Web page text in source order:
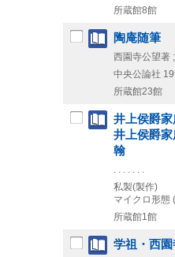
所蔵館8館
陶庵随筆
西園寺公望著
中央公論社
所蔵館23館
井上侯爵
井上侯爵
翰
. . . . . . .
私製(製作)
マイクロ形態
所蔵館1館
学祖・西